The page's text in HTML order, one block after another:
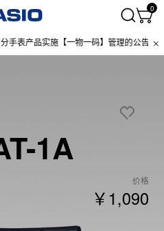
0
表产品实施【一物一码】管理的公告 >
1A
价格
￥1,090